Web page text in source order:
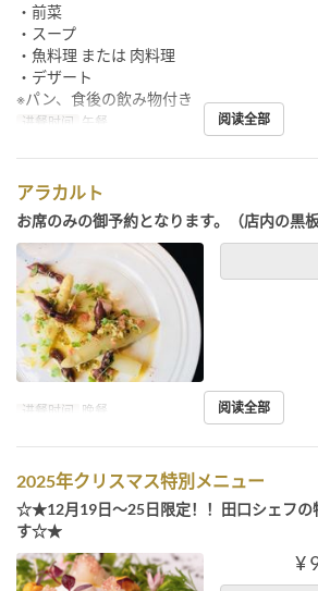
・前菜
・スープ
・魚料理 または 肉料理
・デザート
※パン、食後の飲み物付き
进餐时间 午餐 阅读全部
アラカルト
お席のみの御予約となります。（店内の黒
进餐时间 晚餐 阅读全部
2025年クリスマス特別メニュー
☆★12月19日～25日限定！！田口シェフの
す☆★
¥